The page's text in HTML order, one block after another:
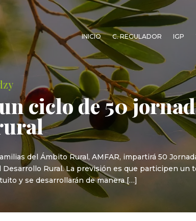
INICIO C. REGULADOR IGP
ciclo de 50
del Ámbito Rural, AMFAR, impartirá 50
Rural. La previsión es que participen
y se desarrollarán de manera […]